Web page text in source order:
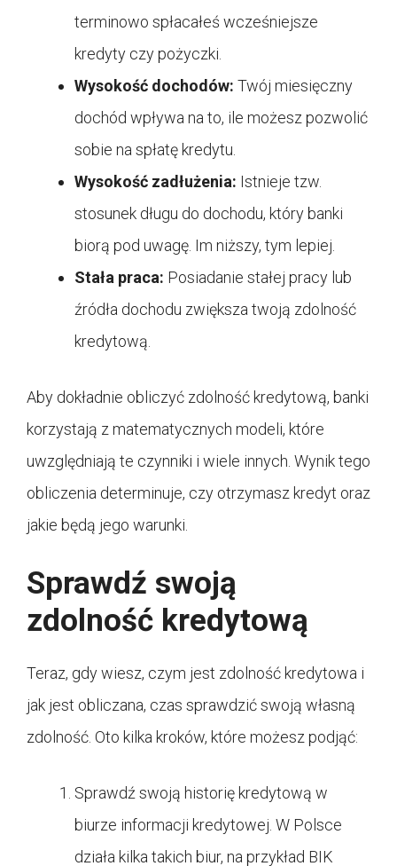
terminowo spłacałeś wcześniejsze
kredyty czy pożyczki.
Wysokość dochodów: Twój miesięczny
dochód wpływa na to, ile możesz pozwolić
sobie na spłatę kredytu.
Wysokość zadłużenia: Istnieje tzw.
stosunek długu do dochodu, który banki
biorą pod uwagę. Im niższy, tym lepiej.
Stała praca: Posiadanie stałej pracy lub
źródła dochodu zwiększa twoją zdolność
kredytową.
Aby dokładnie obliczyć zdolność kredytową, banki
korzystają z matematycznych modeli, które
uwzględniają te czynniki i wiele innych. Wynik tego
obliczenia determinuje, czy otrzymasz kredyt oraz
jakie będą jego warunki.
Sprawdź swoją
zdolność kredytową
Teraz, gdy wiesz, czym jest zdolność kredytowa i
jak jest obliczana, czas sprawdzić swoją własną
zdolność. Oto kilka kroków, które możesz podjąć:
Sprawdź swoją historię kredytową w
biurze informacji kredytowej. W Polsce
działa kilka takich biur, na przykład BIK